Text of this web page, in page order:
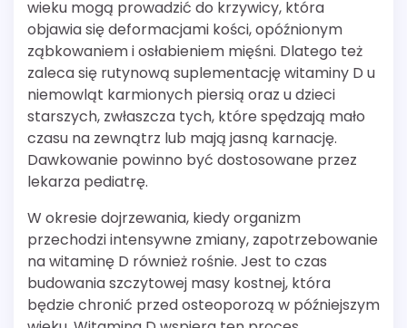
wieku mogą prowadzić do krzywicy, która
objawia się deformacjami kości, opóźnionym
ząbkowaniem i osłabieniem mięśni. Dlatego też
zaleca się rutynową suplementację witaminy D u
niemowląt karmionych piersią oraz u dzieci
starszych, zwłaszcza tych, które spędzają mało
czasu na zewnątrz lub mają jasną karnację.
Dawkowanie powinno być dostosowane przez
lekarza pediatrę.
W okresie dojrzewania, kiedy organizm
przechodzi intensywne zmiany, zapotrzebowanie
na witaminę D również rośnie. Jest to czas
budowania szczytowej masy kostnej, która
będzie chronić przed osteoporozą w późniejszym